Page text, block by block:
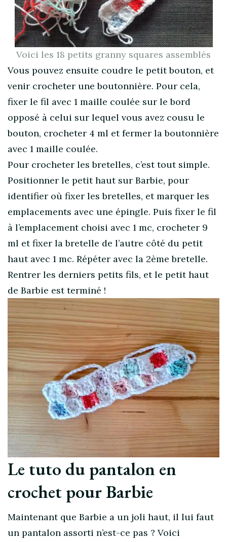
Voici les 18 petits granny squares assemblés
Vous pouvez ensuite coudre le petit bouton, et
venir crocheter une boutonnière. Pour cela,
fixer le fil avec 1 maille coulée sur le bord
opposé à celui sur lequel vous avez cousu le
bouton, crocheter 4 ml et fermer la boutonnière
avec 1 maille coulée.
Pour crocheter les bretelles, c’est tout simple.
Positionner le petit haut sur Barbie, pour
identifier où fixer les bretelles, et marquer les
emplacements avec une épingle. Puis fixer le fil
à l’emplacement choisi avec 1 mc, crocheter 9
ml et fixer la bretelle de l’autre côté du petit
haut avec 1 mc. Répéter avec la 2ème bretelle.
Rentrer les derniers petits fils, et le petit haut
de Barbie est terminé !
Le tuto du pantalon en
crochet pour Barbie
Maintenant que Barbie a un joli haut, il lui faut
un pantalon assorti n’est-ce pas ? Voici